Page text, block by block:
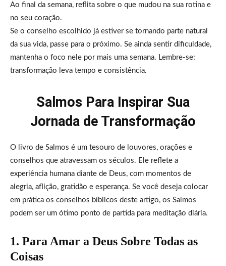
Ao final da semana, reflita sobre o que mudou na sua rotina e
no seu coração.
Se o conselho escolhido já estiver se tornando parte natural
da sua vida, passe para o próximo. Se ainda sentir dificuldade,
mantenha o foco nele por mais uma semana. Lembre-se:
transformação leva tempo e consistência.
Salmos Para Inspirar Sua
Jornada de Transformação
O livro de Salmos é um tesouro de louvores, orações e
conselhos que atravessam os séculos. Ele reflete a
experiência humana diante de Deus, com momentos de
alegria, aflição, gratidão e esperança. Se você deseja colocar
em prática os conselhos bíblicos deste artigo, os Salmos
podem ser um ótimo ponto de partida para meditação diária.
1. Para Amar a Deus Sobre Todas as
Coisas